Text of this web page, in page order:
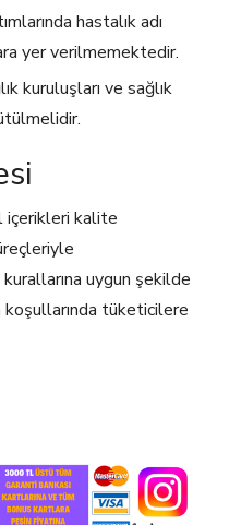
hastalık adı
yer verilmemektedir.
kuruluşları ve sağlık
içerikleri kalite
uygun şekilde
tüketicilere